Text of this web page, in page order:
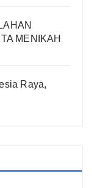
MENIKAH
Raya,